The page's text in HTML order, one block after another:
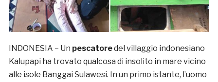
INDONESIA – Un pescatoredel villaggio indonesiano
Kalupapi ha trovato qualcosa di insolito in mare vicino
alle isole Banggai Sulawesi. In un primo istante, l’uomo